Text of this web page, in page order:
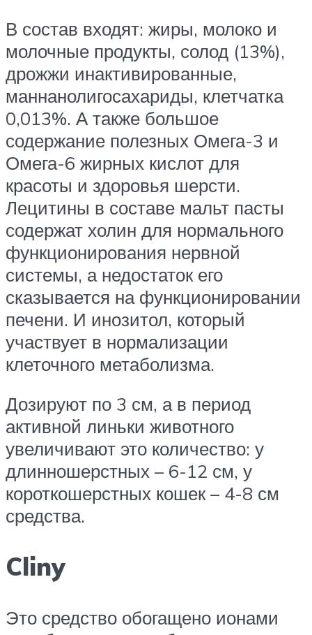
В состав входят: жиры, молоко и
молочные продукты, солод (13%),
дрожжи инактивированные,
маннанолигосахариды, клетчатка
0,013%. А также большое
содержание полезных Омега-3 и
Омега-6 жирных кислот для
красоты и здоровья шерсти.
Лецитины в составе мальт пасты
содержат холин для нормального
функционирования нервной
системы, а недостаток его
сказывается на функционировании
печени. И инозитол, который
участвует в нормализации
клеточного метаболизма.
Дозируют по 3 см, а в период
активной линьки животного
увеличивают это количество: у
длинношерстных – 6-12 см, у
короткошерстных кошек – 4-8 см
средства.
Cliny
Это средство обогащено ионами